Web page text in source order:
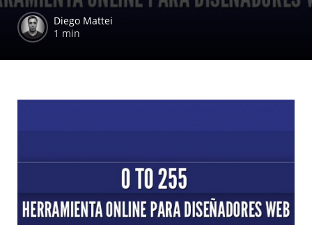
Diego Mattei
1 min